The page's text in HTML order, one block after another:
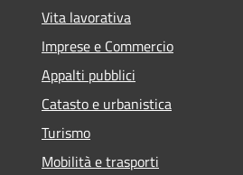
Vita lavorativa
Imprese e Commercio
Appalti pubblici
Catasto e urbanistica
Turismo
Mobilità e trasporti